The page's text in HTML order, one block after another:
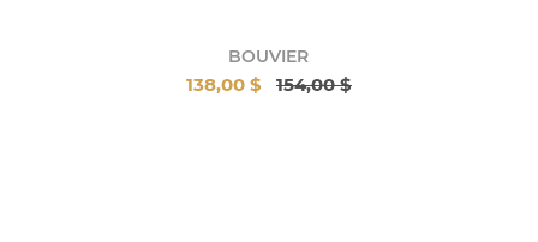
BOUVIER
138,00 $ 154,00 $